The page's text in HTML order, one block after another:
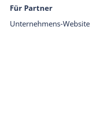
Für Partner
Unternehmens-Website